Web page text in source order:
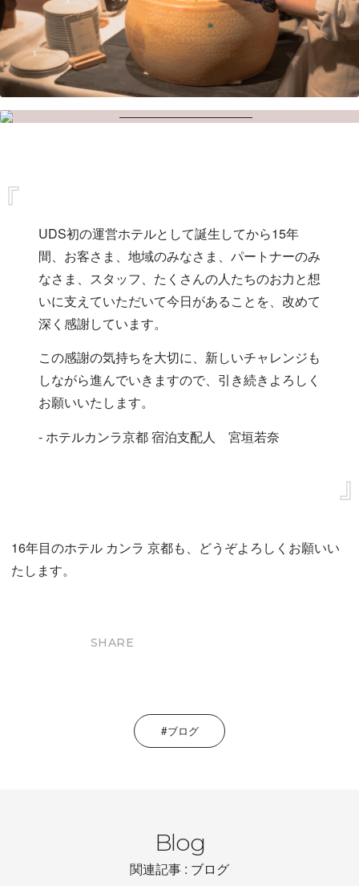
UDS初の運営ホテルとして誕生してから15年
間、お客さま、地域のみなさま、パートナーのみ
なさま、スタッフ、たくさんの人たちのお力と想
いに支えていただいて今日があることを、改めて
深く感謝しています。
この感謝の気持ちを大切に、新しいチャレンジも
しながら進んでいきますので、引き続きよろしく
お願いいたします。
- ホテルカンラ京都 宿泊支配人 宮垣若奈
16年目のホテル カンラ 京都も、どうぞよろしくお願いい
たします。
SHARE
ブログ
Blog
関連記事 : ブログ